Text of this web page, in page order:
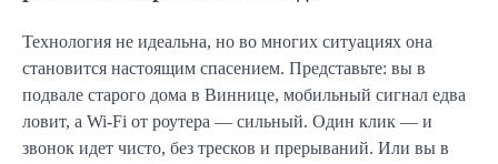
Технология не идеальна, но во многих ситуациях она
становится настоящим спасением. Представьте: вы в
подвале старого дома в Виннице, мобильный сигнал едва
ловит, а Wi-Fi от роутера — сильный. Один клик — и
звонок идет чисто, без тресков и прерываний. Или вы в